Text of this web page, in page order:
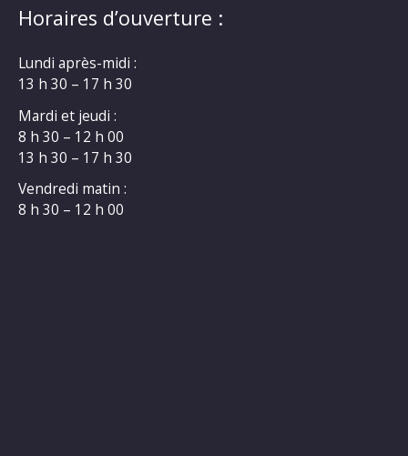
Horaires d’ouverture :
Lundi après-midi :
13 h 30 – 17 h 30
Mardi et jeudi :
8 h 30 – 12 h 00
13 h 30 – 17 h 30
Vendredi matin :
8 h 30 – 12 h 00